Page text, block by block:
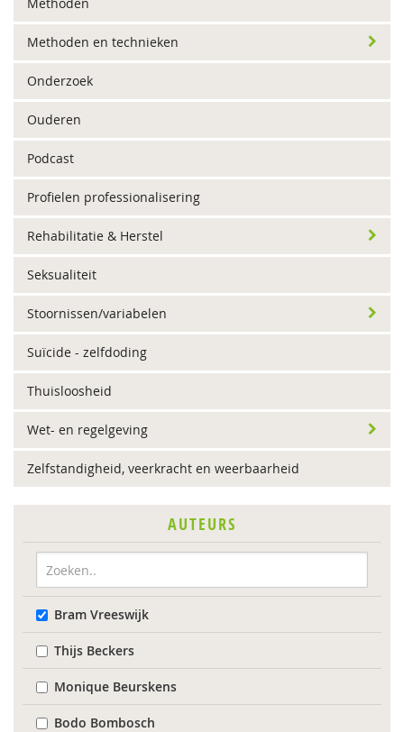
Methoden en technieken
Onderzoek
Ouderen
Podcast
Profielen professionalisering
Rehabilitatie & Herstel
Seksualiteit
Stoornissen/variabelen
Suïcide - zelfdoding
Thuisloosheid
Wet- en regelgeving
Zelfstandigheid, veerkracht en weerbaarheid
AUTEURS
Bram Vreeswijk
Thijs Beckers
Monique Beurskens
Bodo Bombosch